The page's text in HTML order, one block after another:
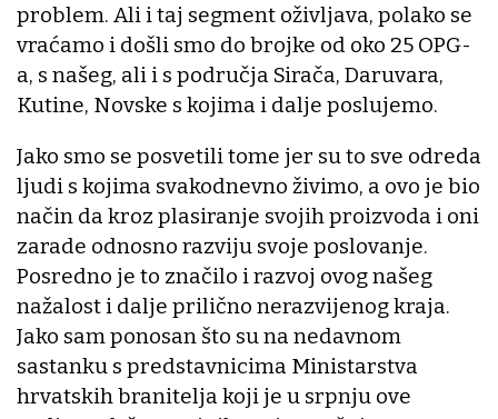
problem. Ali i taj segment oživljava, polako se
vraćamo i došli smo do brojke od oko 25 OPG-
a, s našeg, ali i s područja Sirača, Daruvara,
Kutine, Novske s kojima i dalje poslujemo.
Jako smo se posvetili tome jer su to sve odreda
ljudi s kojima svakodnevno živimo, a ovo je bio
način da kroz plasiranje svojih proizvoda i oni
zarade odnosno razviju svoje poslovanje.
Posredno je to značilo i razvoj ovog našeg
nažalost i dalje prilično nerazvijenog kraja.
Jako sam ponosan što su na nedavnom
sastanku s predstavnicima Ministarstva
hrvatskih branitelja koji je u srpnju ove